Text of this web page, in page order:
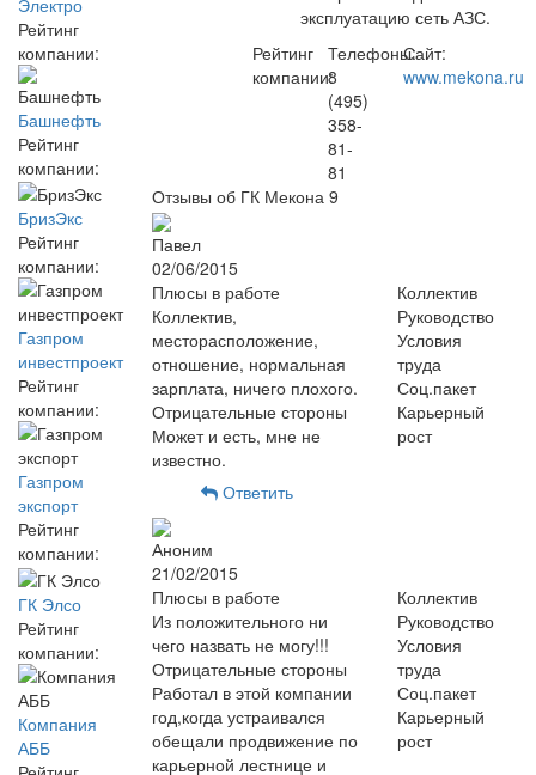
Рейтинг
компании:
Башнефть
Рейтинг
компании:
БризЭкс
Рейтинг
компании:
Газпром
инвестпроект
Рейтинг
компании:
Газпром
экспорт
Рейтинг
компании:
ГК Элсо
Рейтинг
компании:
Компания
АББ
эксплуатацию сеть АЗС.
Рейтинг
компании:
Телефоны:
8
(495)
358-
81-
81
Сайт:
www.mekona.ru
Отзывы об ГК Мекона 9
Павел
02/06/2015
Плюсы в работе
Коллектив,
месторасположение,
отношение, нормальная
зарплата, ничего плохого.
Отрицательные стороны
Может и есть, мне не
известно.
Коллектив
Руководство
Условия
труда
Соц.пакет
Карьерный
рост
Ответить
Аноним
21/02/2015
Плюсы в работе
Из положительного ни
чего назвать не могу!!!
Отрицательные стороны
Работал в этой компании
год,когда устраивался
обещали продвижение по
карьерной лестнице и
Коллектив
Руководство
Условия
труда
Соц.пакет
Карьерный
рост